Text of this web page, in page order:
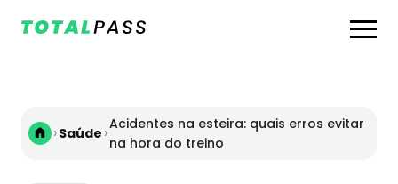
›Saúde ›Acidentes na esteira: quais erros evitar
na hora do treino